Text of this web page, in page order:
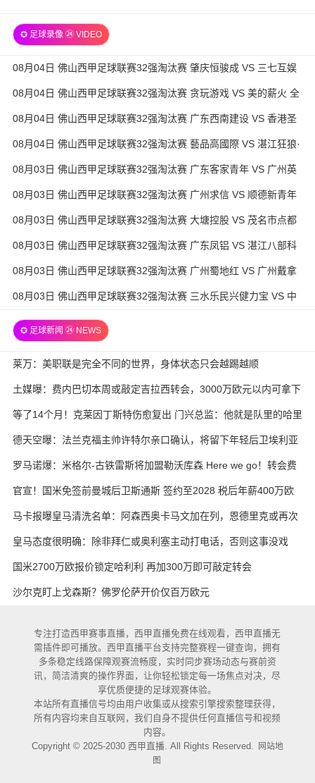
✪ 足球录像 ㉔ VIDEO
08月04日 佛山西甲足球联赛32强淘汰赛 肇庆恒骏成 VS 三七互娱
全场录像
08月04日 佛山西甲足球联赛32强淘汰赛 贪玩游戏 VS 美的薪火 全
场录像
08月04日 佛山西甲足球联赛32强淘汰赛 广东西南建设 VS 香港圣
徒 全场录像
08月04日 佛山西甲足球联赛32强淘汰赛 藝品高國際 VS 湛江狂狼·
粵辉能源 全场录像
08月03日 佛山西甲足球联赛32强淘汰赛 广东客家青年 VS 广州英
华思力U17 全场录像
08月03日 佛山西甲足球联赛32强淘汰赛 广州求信 VS 顺德新青年
全场录像
08月03日 佛山西甲足球联赛32强淘汰赛 大塘控股 VS 茂名市点都
得 全场录像
08月03日 佛山西甲足球联赛32强淘汰赛 广东凤铝 VS 湛江八部科
技 全场录像
08月03日 佛山西甲足球联赛32强淘汰赛 广州蜀地红 VS 广州戴拿
模 全场录像
08月03日 佛山西甲足球联赛32强淘汰赛 三水乐民兴健力宝 VS 中
✪ 足球新闻 ㉔ NEWS
莱万：美职联是完全不同的世界，身体状态只会越踢越顺
土媒曝：费内巴切本周或敲定吉拉西转会，3000万欧元以内可拿下
等了14个月！克莱因丁斯特伤愈复出 门兴总监：他就是队里的哈里
·凯恩
德天空曝：法兰克福主帅许特尔亲口确认，将留下年轻后卫埃利亚
斯·鲍姆
罗马诺爆：米格尔-古铁雷斯将加盟勒沃库森 Here we go！转会费
3000万欧元
官宣！国米免签前曼城后卫斯通斯 签约至2028 税后年薪400万欧
马卡报曝皇马清洗名单：阿森西奥卡马文加在列，恩德里克或再次
外租
皇马态度很明确：除非拜仁或奥利塞主动打电话，否则这事没戏
国米2700万欧报价锁定哈利利 再加300万即可敲定转会
沙尔克盯上戈森斯？佛罗伦萨开价仅百万欧元
专注打造西甲赛事直播，西甲直播免费在线观看，西甲直播无
需插件即可播放。西甲直播平台支持完整赛程一键查询，拥有
多条稳定线路保障观赛流畅度，实时同步赛场动态与赛前资
讯，简洁清爽的操作界面，让你轻松锁定每一场焦点对决，尽
享优质便捷的足球观赛体验。
本站所有直播信号均由用户收集或从搜索引擎搜索整理获得，
所有内容均来自互联网，我们自身不提供任何直播信号和视频
内容。
Copyright © 2025-2030 西甲直播. All Rights Reserved.
网站地
图